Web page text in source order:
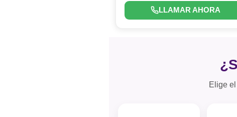
LLAMAR AHORA
Elige